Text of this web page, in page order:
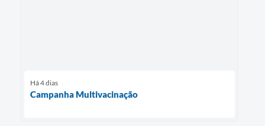
Há 4 dias
Campanha Multivacinação